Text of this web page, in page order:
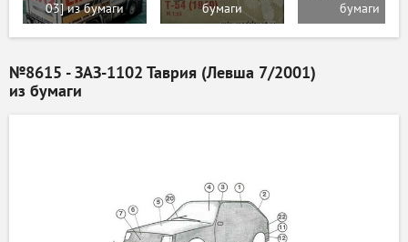
03] из бумаги
бумаги
бумаги
№8615 - ЗАЗ-1102 Таврия (Левша 7/2001)
из бумаги